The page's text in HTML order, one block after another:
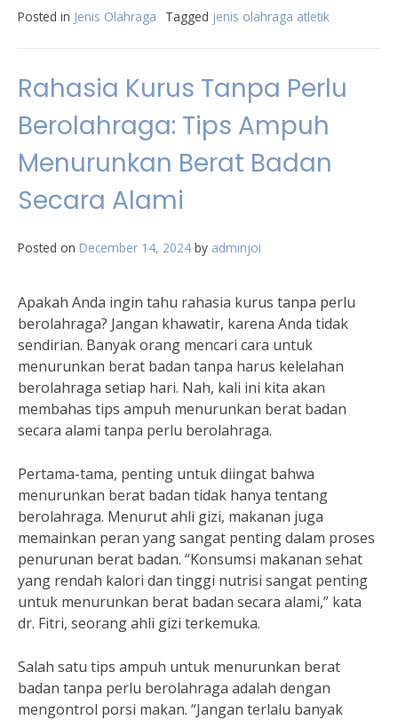
Posted in Jenis Olahraga Tagged jenis olahraga atletik
Rahasia Kurus Tanpa Perlu
Berolahraga: Tips Ampuh
Menurunkan Berat Badan
Secara Alami
Posted on December 14, 2024 by adminjoi
Apakah Anda ingin tahu rahasia kurus tanpa perlu
berolahraga? Jangan khawatir, karena Anda tidak
sendirian. Banyak orang mencari cara untuk
menurunkan berat badan tanpa harus kelelahan
berolahraga setiap hari. Nah, kali ini kita akan
membahas tips ampuh menurunkan berat badan
secara alami tanpa perlu berolahraga.
Pertama-tama, penting untuk diingat bahwa
menurunkan berat badan tidak hanya tentang
berolahraga. Menurut ahli gizi, makanan juga
memainkan peran yang sangat penting dalam proses
penurunan berat badan. “Konsumsi makanan sehat
yang rendah kalori dan tinggi nutrisi sangat penting
untuk menurunkan berat badan secara alami,” kata
dr. Fitri, seorang ahli gizi terkemuka.
Salah satu tips ampuh untuk menurunkan berat
badan tanpa perlu berolahraga adalah dengan
mengontrol porsi makan. “Jangan terlalu banyak